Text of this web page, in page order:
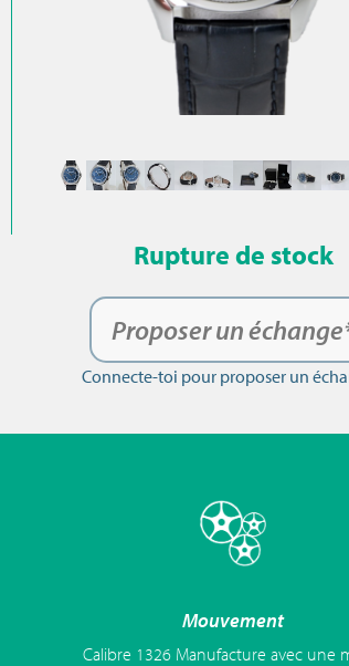
Rupture de stock
Proposer un
Connecte-toi pour proposer un
Mouvement
Calibre 1326 Manufacture avec une